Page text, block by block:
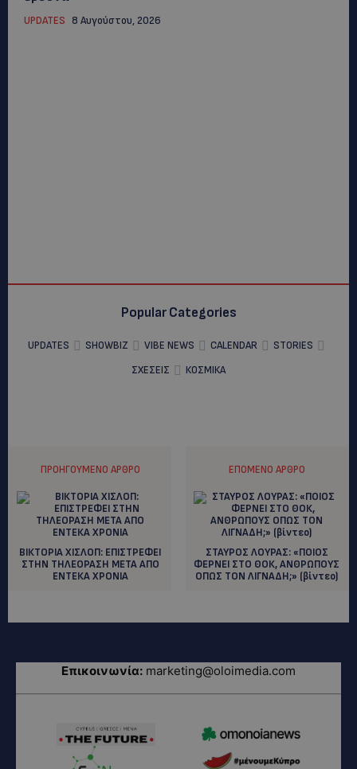
UPDATES 8 Αυγούστου, 2026
Popular Categories
UPDATES SHOWBIZ VIBE NEWS CALENDAR
STORIES
ΣΧΕΣΕΙΣ
ΚΟΣΜΙΚΑ
ΠΡΟΗΓΟΎΜΕΝΟ ΆΡΘΡΟ
ΒΙΚΤΟΡΙΑ ΧΙΣΛΟΠ: EΠΙΣΤΡΕΦΕΙ
ΣΤΗΝ ΤΗΛΕΟΡΑΣΗ ΜΕΤΑ ΑΠΟ
ΕΝΤΕΚΑ ΧΡΟΝΙΑ
ΕΠΌΜΕΝΟ ΆΡΘΡΟ
ΣΤΑΥΡΟΣ ΛΟΥΡΑΣ: «ΠΟΙΟΣ
ΦΕΡΝΕΙ ΣΤΟ ΘΟΚ, ΑΝΘΡΩΠΟΥΣ
ΟΠΩΣ ΤΟΝ ΛΙΓΝΑΔΗ;» (βίντεο)
Επικοινωνία: marketing@oloimedia.com